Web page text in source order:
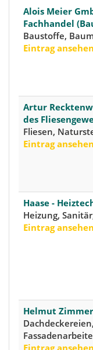
Alois Meier
Fachhandel
Baustoffe,
Eintrag ansehen
Artur
des
Fliesen,
Eintrag ansehen
Haase -
Heizung,
Eintrag ansehen
Helmut